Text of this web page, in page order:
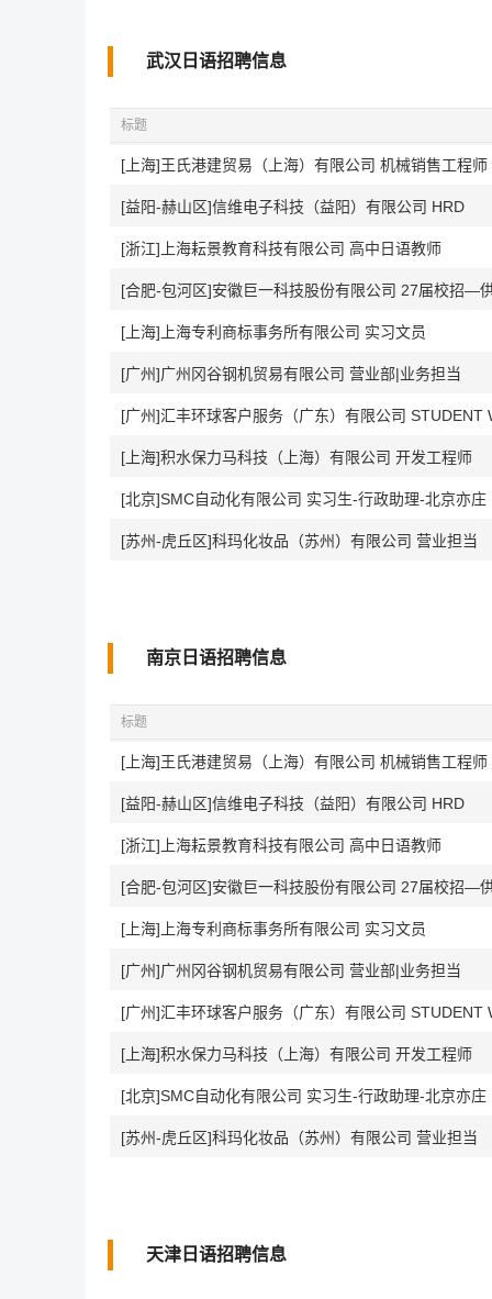
武汉日语招聘信息
标题
[上海]王氏港建贸易（上海）有限公司 机械销售工程师
[益阳-赫山区]信维电子科技（益阳）有限公司 HRD
[浙江]上海耘景教育科技有限公司 高中日语教师
[合肥-包河区]安徽巨一科技股份有限公司 27届校招—
[上海]上海专利商标事务所有限公司 实习文员
[广州]广州冈谷钢机贸易有限公司 营业部|业务担当
[上海]积水保力马科技（上海）有限公司 开发工程师
[北京]SMC自动化有限公司 实习生-行政助理-北京亦庄
[苏州-虎丘区]科玛化妆品（苏州）有限公司 营业担当
南京日语招聘信息
标题
[上海]王氏港建贸易（上海）有限公司 机械销售工程师
[益阳-赫山区]信维电子科技（益阳）有限公司 HRD
[浙江]上海耘景教育科技有限公司 高中日语教师
[合肥-包河区]安徽巨一科技股份有限公司 27届校招—
[上海]上海专利商标事务所有限公司 实习文员
[广州]广州冈谷钢机贸易有限公司 营业部|业务担当
[上海]积水保力马科技（上海）有限公司 开发工程师
[北京]SMC自动化有限公司 实习生-行政助理-北京亦庄
[苏州-虎丘区]科玛化妆品（苏州）有限公司 营业担当
天津日语招聘信息